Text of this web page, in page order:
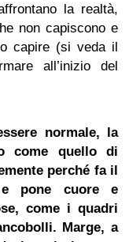
la realtà,
non capiscono e
capire (si veda il
all’inizio del
normale, la
come quello di
perché fa il
pone cuore e
come i quadri
Marge, a